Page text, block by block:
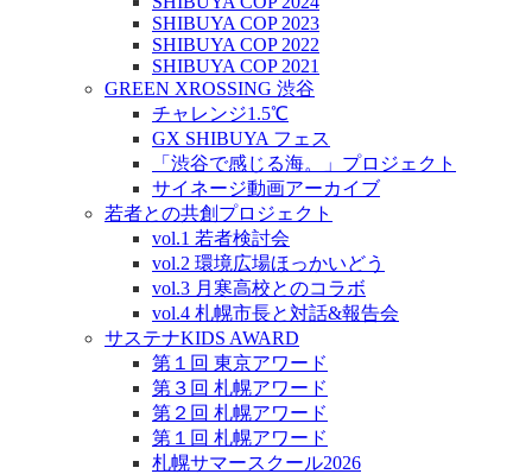
SHIBUYA COP 2023
SHIBUYA COP 2022
SHIBUYA COP 2021
GREEN XROSSING 渋谷
チャレンジ1.5℃
GX SHIBUYA フェス
「渋谷で感じる海。」プロジェクト
サイネージ動画アーカイブ
若者との共創プロジェクト
vol.1 若者検討会
vol.2 環境広場ほっかいどう
vol.3 月寒高校とのコラボ
vol.4 札幌市長と対話&報告会
サステナKIDS AWARD
第１回 東京アワード
第３回 札幌アワード
第２回 札幌アワード
第１回 札幌アワード
札幌サマースクール2026